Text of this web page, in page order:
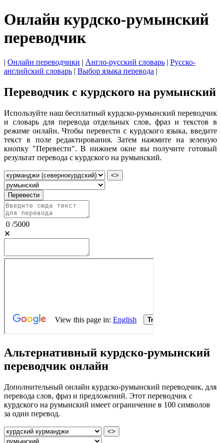
Онлайн курдско-румынский
переводчик
| Онлайн переводчики | Англо-русский словарь | Русско-
английский словарь | Выбор языка перевода |
Переводчик с курдского на румынский
Используйте наш бесплатный курдско-румынский переводчик
и словарь для перевода отдельных слов, фраз и текстов в
режиме онлайн. Чтобы перевести с курдского языка, введите
текст в поле редактирования. Затем нажмите на зеленую
кнопку "Перевести". В нижнем окне вы получите готовый
результат перевода с курдского на румынский.
<>
Перевести
0 /5000
✕
Альтернативный курдско-румынский
переводчик онлайн
Дополнительный онлайн курдско-румынский переводчик, для
перевода слов, фраз и предложений. Этот переводчик с
курдского на румынский имеет ограничение в 100 символов
за один перевод.
<>